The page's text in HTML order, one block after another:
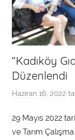
“Kadıköy
Düzenlendi
Haziran 16, 2022
29 Mayıs 2022
ve Tarım